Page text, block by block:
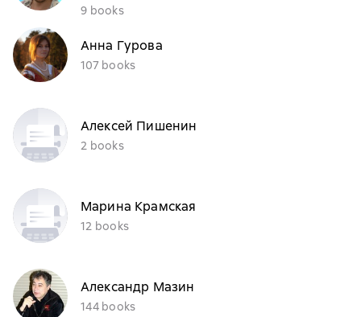
9 books
Анна Гурова
107 books
Алексей Пишенин
2 books
Марина Крамская
12 books
Александр Мазин
144 books